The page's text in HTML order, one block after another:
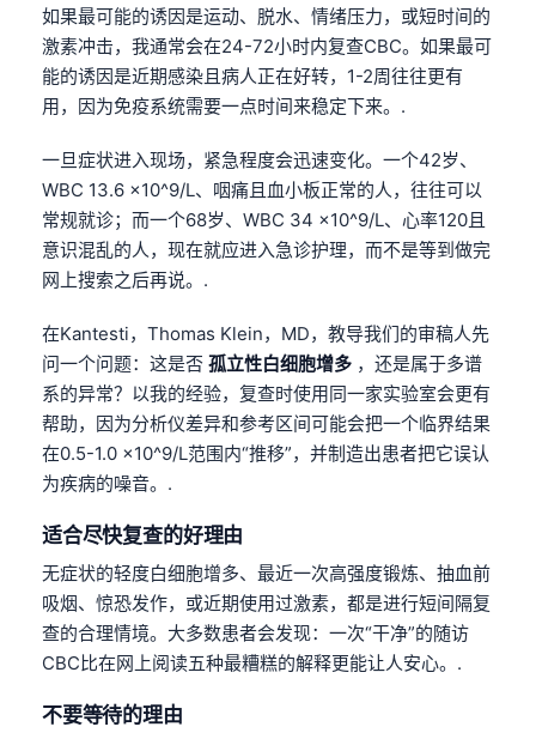
如果最可能的诱因是运动、脱水、情绪压力，或短时间的
激素冲击，我通常会在24-72小时内复查CBC。如果最可
能的诱因是近期感染且病人正在好转，1-2周往往更有
用，因为免疫系统需要一点时间来稳定下来。.
一旦症状进入现场，紧急程度会迅速变化。一个42岁、
WBC 13.6 ×10^9/L、咽痛且血小板正常的人，往往可以
常规就诊；而一个68岁、WBC 34 ×10^9/L、心率120且
意识混乱的人，现在就应进入急诊护理，而不是等到做完
网上搜索之后再说。.
在Kantesti，Thomas Klein，MD，教导我们的审稿人先
问一个问题：这是否 孤立性白细胞增多 ，还是属于多谱
系的异常？以我的经验，复查时使用同一家实验室会更有
帮助，因为分析仪差异和参考区间可能会把一个临界结果
在0.5-1.0 ×10^9/L范围内“推移”，并制造出患者把它误认
为疾病的噪音。.
适合尽快复查的好理由
无症状的轻度白细胞增多、最近一次高强度锻炼、抽血前
吸烟、惊恐发作，或近期使用过激素，都是进行短间隔复
查的合理情境。大多数患者会发现：一次“干净”的随访
CBC比在网上阅读五种最糟糕的解释更能让人安心。.
不要等待的理由
മലയാളം
Bahasa Melayu
Tiếng Việt
Tagalog
ไทย
ဗမာစာ
ភាសាខ្មែរ
Kiswahili
አማርኛ
O‘zbekcha
Català
Қазақ тілі
Hrvatski
Slovenčina
كوردی‎